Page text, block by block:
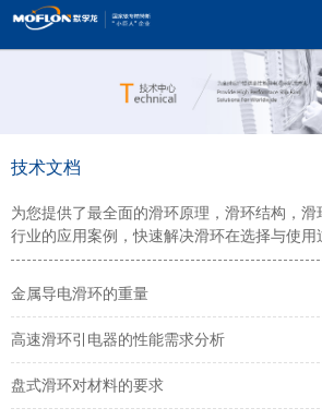
技术文档
为您提供了最全面的滑环原理，滑环结构，
行业的应用案例，快速解决滑环在选择与使用
金属导电滑环的重量
高速滑环引电器的性能需求分析
盘式滑环对材料的要求